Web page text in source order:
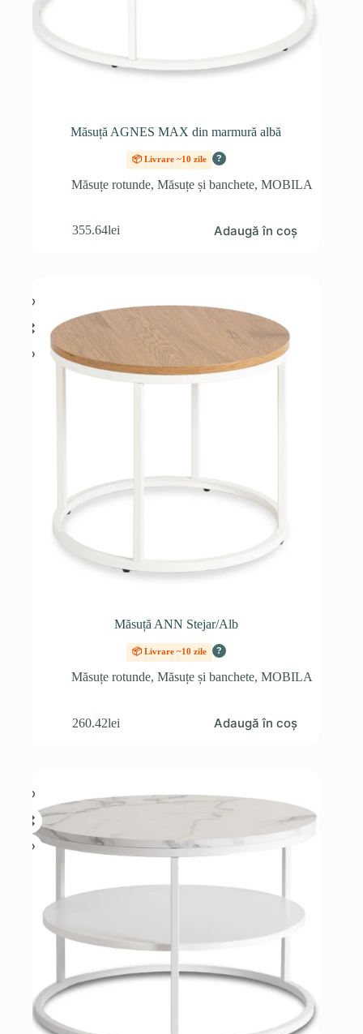
Măsuță AGNES MAX din marmură albă
📦 Livrare ~10 zile ?
Măsuțe rotunde,Măsuțe și banchete,MOBILA
355.64lei Adaugă în coș
Măsuță ANN Stejar/Alb
📦 Livrare ~10 zile ?
Măsuțe rotunde,Măsuțe și banchete,MOBILA
260.42lei Adaugă în coș